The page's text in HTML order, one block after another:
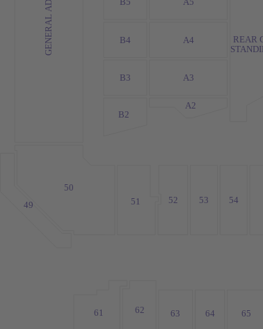
A2
A3
A4
B4
B3
B2
54
53
52
51
50
49
65
64
63
62
61
REAR